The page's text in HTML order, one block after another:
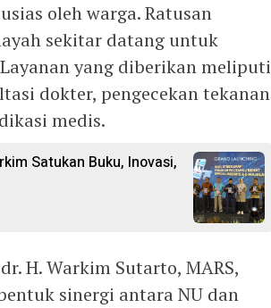
oleh warga. Ratusan
sekitar datang untuk
yang diberikan meliputi
dokter, pengecekan tekanan
medis.
Satukan Buku, Inovasi,
H. Warkim Sutarto, MARS,
sinergi antara NU dan